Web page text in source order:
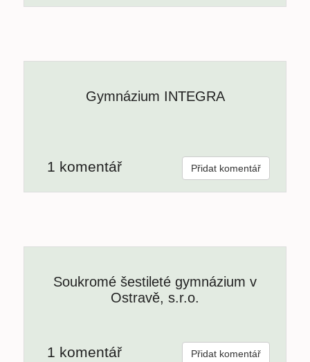
Gymnázium INTEGRA
1 komentář Přidat komentář
Soukromé šestileté gymnázium v
Ostravě, s.r.o.
1 komentář Přidat komentář